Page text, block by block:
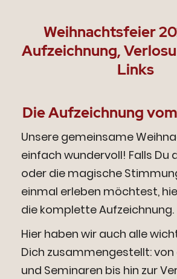
Weihnachtsfeier
Aufzeichnung,
Links
Die Aufzeichnung vom
Unsere gemeinsame
einfach wundervoll! Falls Du
oder die magische
einmal erleben möchtest,
die komplette Aufzeichnung.
Hier haben wir auch alle
Dich zusammengestellt: von
und Seminaren bis hin zur